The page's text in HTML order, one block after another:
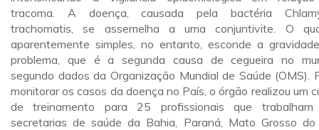
tracoma. A doença, causada pela bactéria
trachomatis, se assemelha a uma conjuntivite. O
aparentemente simples, no entanto, esconde a
problema, que é a segunda causa de cegueira no
segundo dados da Organização Mundial de Saúde (OMS).
monitorar os casos da doença no País, o órgão realizou um
de treinamento para 25 profissionais que trabalham
secretarias de saúde da Bahia, Paraná, Mato Grosso do